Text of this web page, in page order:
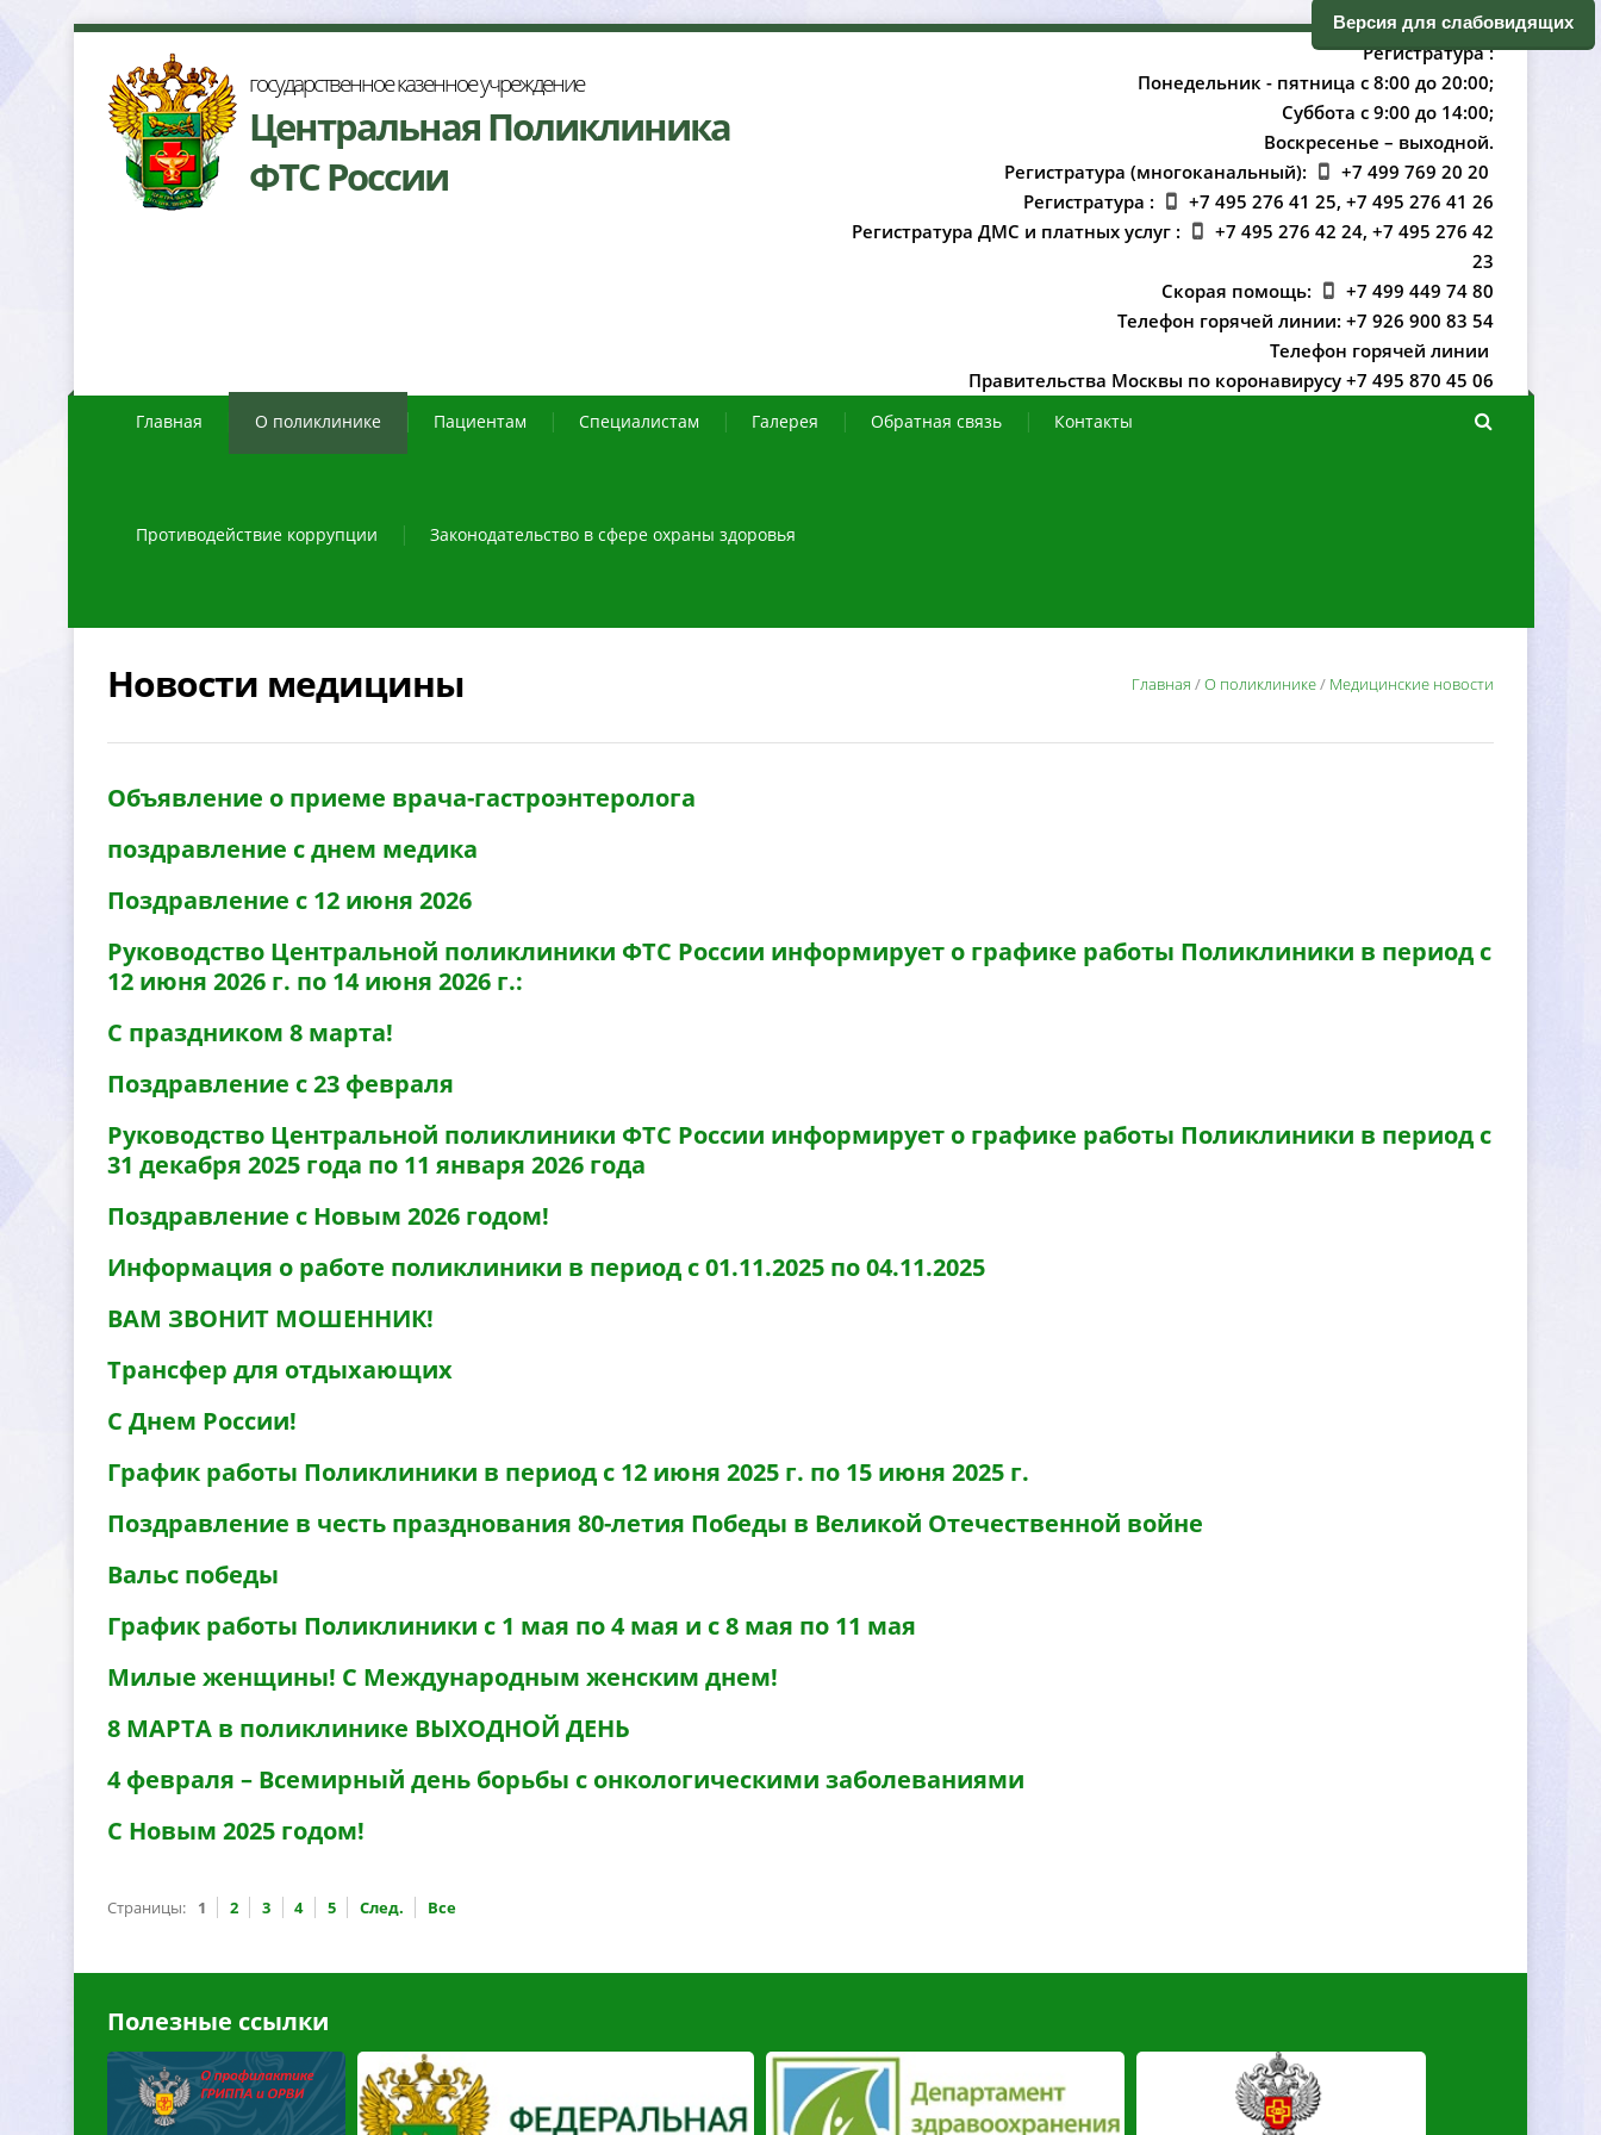
осударственное казенное учреждение
Центральная Поликлиника
ФТС России
Регистратура :
Понедельник - пятница с 8:00 до 20:00;
Суббота с 9:00 до 14:00;
оскресенье – выходной.
Регистратура (многоканальный):
+7 499 769 20 20
Регистратура :
+7 495 276 41 25, +7 495 276 41 26
Регистратура ДМС и платных услуг :
+7 495 276 42 24, +7 495 276 42
23
Скорая помощь:
+7 499 449 74 80
Телефон горячей линии: +7 926 900 83 54
Телефон горячей линии
Правительства Москвы по коронавирусу +7 495 870 45 06
Главная О поликлинике Пациентам Специалистам Галерея Обратная связь Контакты
Противодействие коррупции Законодательство в сфере охраны здоровья
Новости медицины Главная /О поликлинике/ Медицинские новости
Объявление о приеме врача-гастроэнтеролога
поздравление с днем медика
Поздравление с 12 июня 2026
Руководство Центральной поликлиники ФТС России информирует о графике работы Поликлиники в период с
12 июня 2026 г. по 14 июня 2026 г.:
С праздником 8 марта!
Поздравление с 23 февраля
Руководство Центральной поликлиники ФТС России информирует о графике работы Поликлиники в период с
31 декабря 2025 года по 11 января 2026 года
Поздравление с Новым 2026 годом!
Информация о работе поликлиники в период с 01.11.2025 по 04.11.2025
АМ ЗВОНИТ МОШЕННИК!
Трансфер для отдыхающих
С Днем России!
График работы Поликлиники в период с 12 июня 2025 г. по 15 июня 2025 г.
Поздравление в честь празднования 80-летия Победы в Великой Отечественной войне
альс победы
График работы Поликлиники с 1 мая по 4 мая и с 8 мая по 11 мая
Милые женщины! С Международным женским днем!
8 МАРТА в поликлинике ВЫХОДНОЙ ДЕНЬ
4 февраля – Всемирный день борьбы с онкологическими заболеваниями
С Новым 2025 годом!
Страницы: 1 2 3 4 5 След. се
ерсия для слабовидящих
Полезные ссылки